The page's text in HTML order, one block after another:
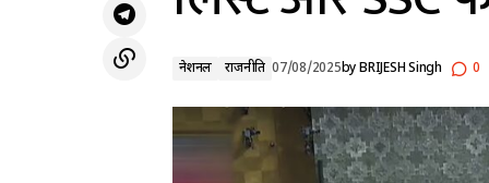
नेशनल राजनीति 07/08/2025byBRIJESH Singh 0